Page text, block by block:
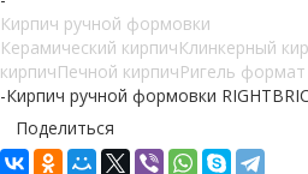
Кирпич ручной формовки
Керамический кирпичКлинкерный
кирпичПечной кирпичРигель формат
-Кирпич ручной формовки
Поделиться